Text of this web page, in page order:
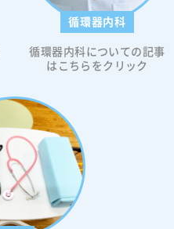
循環器内科
循環器内科についての記事
はこちらをクリック